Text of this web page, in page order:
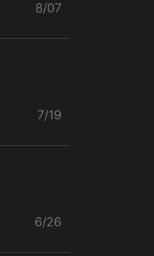
8/07
7/19
6/26